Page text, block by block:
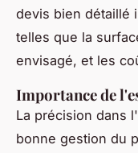
devis bien détaillé
telles que la
envisagé, et les
Importance de
La précision dans
bonne gestion du